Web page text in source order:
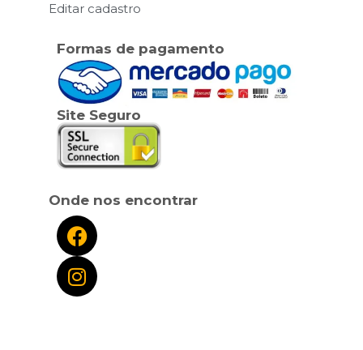
Editar cadastro
Formas de pagamento
Site Seguro
Onde nos encontrar